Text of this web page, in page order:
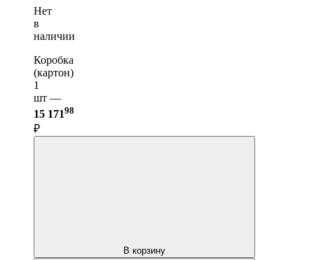
Нет
в
наличии
Коробка
(картон)
1
шт —
15 17198
₽
В корзину